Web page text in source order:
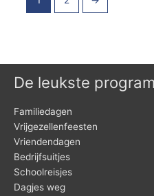
De leukste
Familiedagen
Vrijgezellenfeesten
Vriendendagen
Bedrijfsuitjes
Schoolreisjes
Dagjes weg